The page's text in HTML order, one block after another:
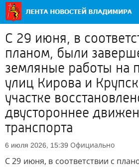
С 29 июня, в
планом, были
земляные работы на
улиц Кирова и
участке
двустороннее
транспорта
6 июля 2026, 15:39 Официально
С 29 июня, в соответствии с